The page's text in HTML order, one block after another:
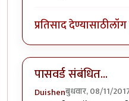
प्रतिसाद देण्यासाठी
पासवर्ड संबंधित...
Duishenबुधवार, 08/11/